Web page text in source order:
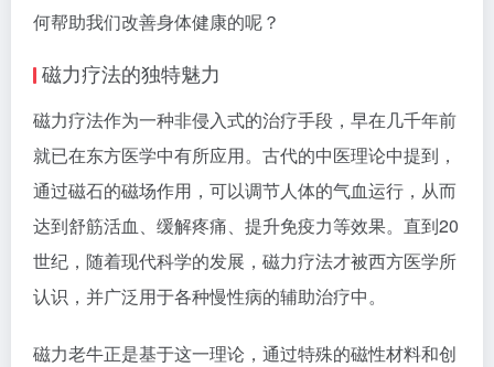
何帮助我们改善身体健康的呢？
磁力疗法的独特魅力
磁力疗法作为一种非侵入式的治疗手段，早在几千年前
就已在东方医学中有所应用。古代的中医理论中提到，
通过磁石的磁场作用，可以调节人体的气血运行，从而
达到舒筋活血、缓解疼痛、提升免疫力等效果。直到20
世纪，随着现代科学的发展，磁力疗法才被西方医学所
认识，并广泛用于各种慢性病的辅助治疗中。
磁力老牛正是基于这一理论，通过特殊的磁性材料和创